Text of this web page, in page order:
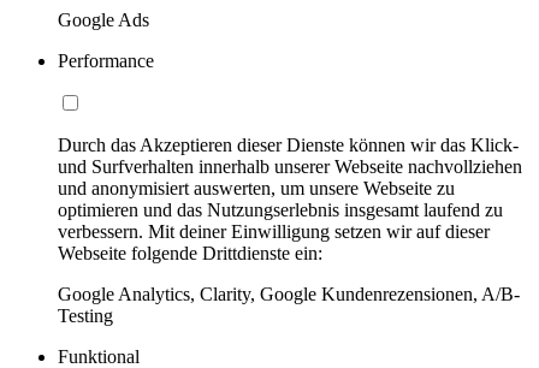
Google Ads
Performance
Durch das Akzeptieren dieser Dienste können wir das Klick-
und Surfverhalten innerhalb unserer Webseite nachvollziehen
und anonymisiert auswerten, um unsere Webseite zu
optimieren und das Nutzungserlebnis insgesamt laufend zu
verbessern. Mit deiner Einwilligung setzen wir auf dieser
Webseite folgende Drittdienste ein:
Google Analytics, Clarity, Google Kundenrezensionen, A/B-
Testing
Funktional